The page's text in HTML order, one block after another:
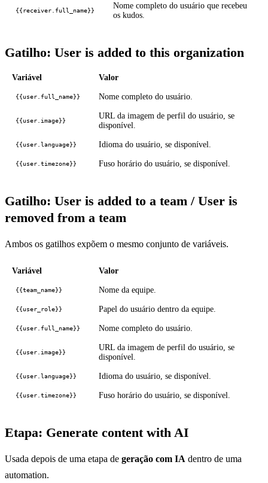
{{receiver.full_name}}
Nome completo do usuário que recebeu
os kudos.
Gatilho: User is added to this organization
Variável Valor
{{user.full_name}} Nome completo do usuário.
{{user.image}}
URL da imagem de perfil do usuário, se
disponível.
{{user.language}} Idioma do usuário, se disponível.
{{user.timezone}} Fuso horário do usuário, se disponível.
Gatilho: User is added to a team / User is
removed from a team
Ambos os gatilhos expõem o mesmo conjunto de variáveis.
Variável Valor
{{team_name}} Nome da equipe.
{{user_role}} Papel do usuário dentro da equipe.
{{user.full_name}} Nome completo do usuário.
{{user.image}}
URL da imagem de perfil do usuário, se
disponível.
{{user.language}} Idioma do usuário, se disponível.
{{user.timezone}} Fuso horário do usuário, se disponível.
Etapa: Generate content with AI
Usada depois de uma etapa de geração com IA dentro de uma
automation.